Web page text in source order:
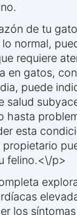
de tu
normal,
requiere
en gatos,
puede
salud
hasta
esta
felino.<\/p>
los